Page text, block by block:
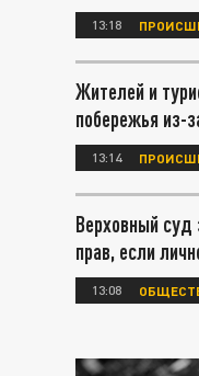
13:18
Жителей и
побережья из-
13:14
Верховный суд
прав, если
13:08